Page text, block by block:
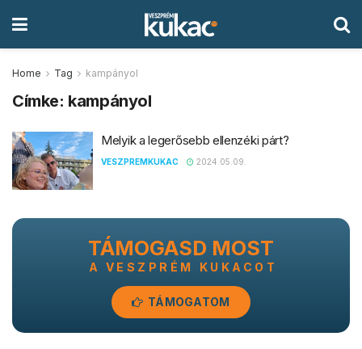
Home Tag kampányol
Címke: kampányol
Melyik a legerősebb ellenzéki párt?
VESZPREMKUKAC 2024.05.09.
TÁMOGASD MOST
A VESZPRÉM KUKACOT
TÁMOGATOM